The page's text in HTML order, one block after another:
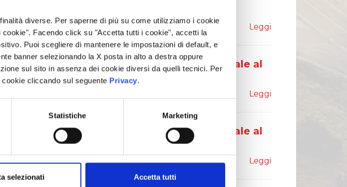
diverse. Per saperne di più su come utilizziamo i cookie
Facendo click su "Accetta tutti i cookie", accetti la
Puoi scegliere di mantenere le impostazioni di default, e
banner selezionando la X posta in alto a destra oppure
sul sito in assenza dei cookie diversi da quelli tecnici. Per
cliccando sul seguente Privacy.
Statistiche Marketing
selezionati Accetta tutti
Leggi
della Relazione Finanziaria semestrale al
Leggi
della Relazione Finanziaria semestrale al
Leggi